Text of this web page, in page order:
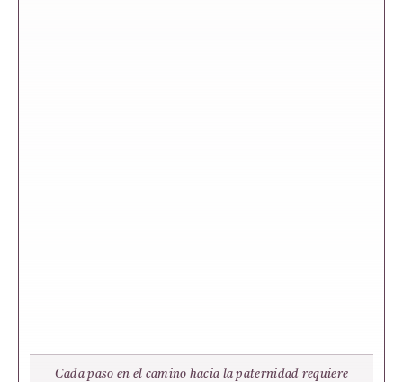
Cada paso en el camino hacia la paternidad requiere